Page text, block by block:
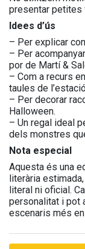
presentar petites
Idees d’ús
– Per explicar
– Per
por de Martí &
– Com a recurs
taules de
– Per decorar
Halloween.
– Un regal ideal
dels monstres
Nota especial
Aquesta és una
literària
literal ni oficial.
personalitat i pot
escenaris més